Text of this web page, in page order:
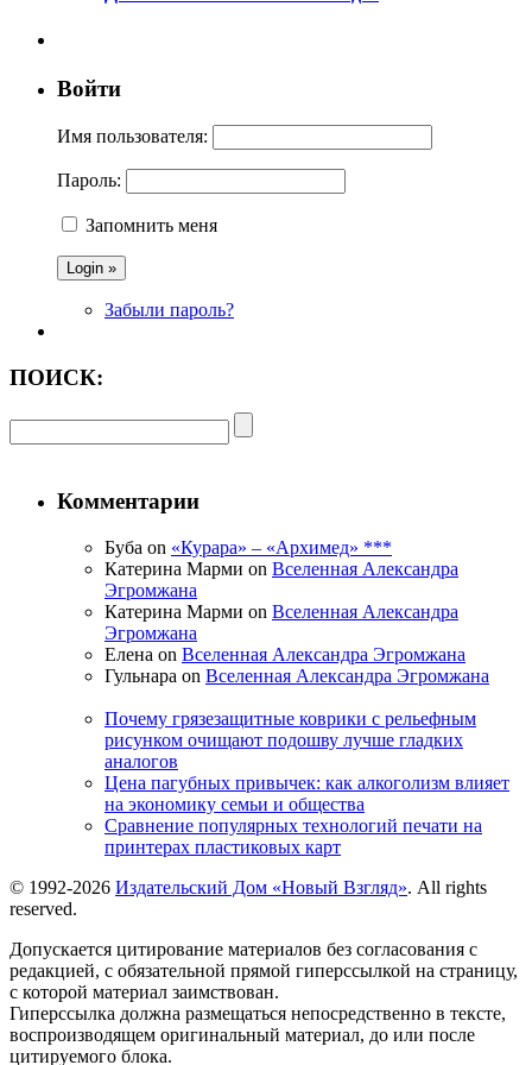
Войти
Имя пользователя:
Пароль:
Запомнить меня
Забыли пароль?
ПОИСК:
Комментарии
Буба on «Курара» – «Архимед» ***
Катерина Марми on Вселенная Александра
Эгромжана
Катерина Марми on Вселенная Александра
Эгромжана
Елена on Вселенная Александра Эгромжана
Гульнара on Вселенная Александра Эгромжана
Почему грязезащитные коврики с рельефным
рисунком очищают подошву лучше гладких
аналогов
Цена пагубных привычек: как алкоголизм влияет
на экономику семьи и общества
Сравнение популярных технологий печати на
принтерах пластиковых карт
© 1992-2026 Издательский Дом «Новый Взгляд». All rights
reserved.
Допускается цитирование материалов без согласования с
редакцией, с обязательной прямой гиперссылкой на страницу,
с которой материал заимствован.
Гиперссылка должна размещаться непосредственно в тексте,
воспроизводящем оригинальный материал, до или после
цитируемого блока.